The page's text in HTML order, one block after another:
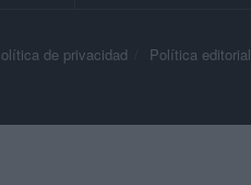
de privacidad Política editorial